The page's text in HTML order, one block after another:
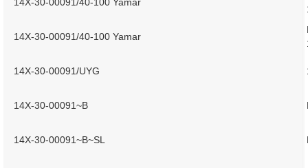
14X-30-00091/40-100 Yamar
14X-30-00091/UYG
14X-30-00091~B
14X-30-00091~B~SL